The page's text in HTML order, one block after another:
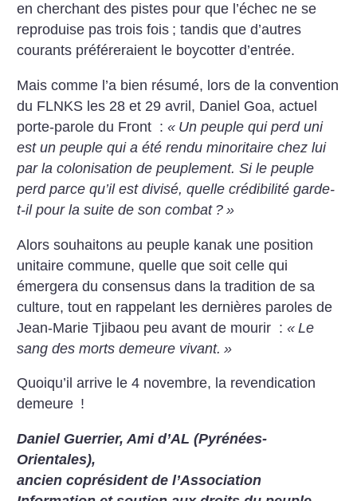
en cherchant des pistes pour que l’échec ne se
reproduise pas trois fois ; tandis que d’autres
courants préféreraient le boycotter d’entrée.
Mais comme l’a bien résumé, lors de la convention
du FLNKS les 28 et 29 avril, Daniel Goa, actuel
porte-parole du Front :« Un peuple qui perd uni
est un peuple qui a été rendu minoritaire chez lui
par la colonisation de peuplement. Si le peuple
perd parce qu’il est divisé, quelle crédibilité garde-
t-il pour la suite de son combat ? »
Alors souhaitons au peuple kanak une position
unitaire commune, quelle que soit celle qui
émergera du consensus dans la tradition de sa
culture, tout en rappelant les dernières paroles de
Jean-Marie Tjibaou peu avant de mourir :« Le
sang des morts demeure vivant. »
Quoiqu’il arrive le 4 novembre, la revendication
demeure !
Daniel Guerrier, Ami d’AL (Pyrénées-
Orientales),
ancien coprésident de l’Association